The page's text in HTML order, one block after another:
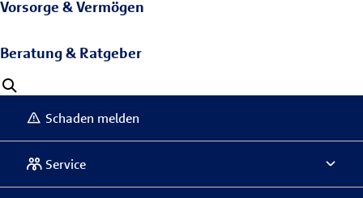
Vorsorge & Vermögen
Beratung & Ratgeber
Schaden melden
Service